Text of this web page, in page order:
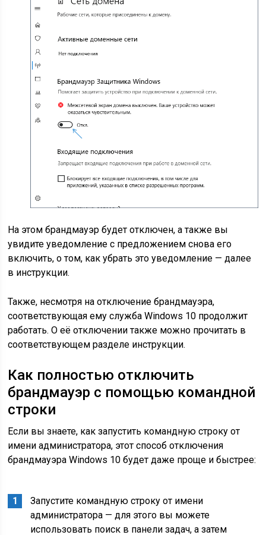
На этом брандмауэр будет отключен, а также вы
увидите уведомление с предложением снова его
включить, о том, как убрать это уведомление — далее
в инструкции.
Также, несмотря на отключение брандмауэра,
соответствующая ему служба Windows 10 продолжит
работать. О её отключении также можно прочитать в
соответствующем разделе инструкции.
Как полностью отключить
брандмауэр с помощью командной
строки
Если вы знаете, как запустить командную строку от
имени администратора, этот способ отключения
брандмауэра Windows 10 будет даже проще и быстрее:
Запустите командную строку от имени
администратора — для этого вы можете
использовать поиск в панели задач, а затем